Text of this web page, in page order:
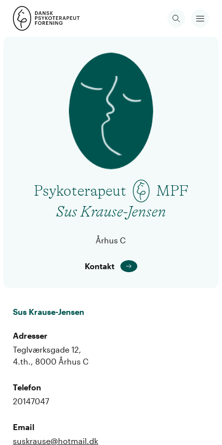
Psykoterapeut
MPF
Sus Krause-Jensen
Århus C
Kontakt
Sus Krause-Jensen
Adresser
Teglværksgade 12,
4.th., 8000 Århus C
Telefon
20147047
Email
suskrause@hotmail.dk